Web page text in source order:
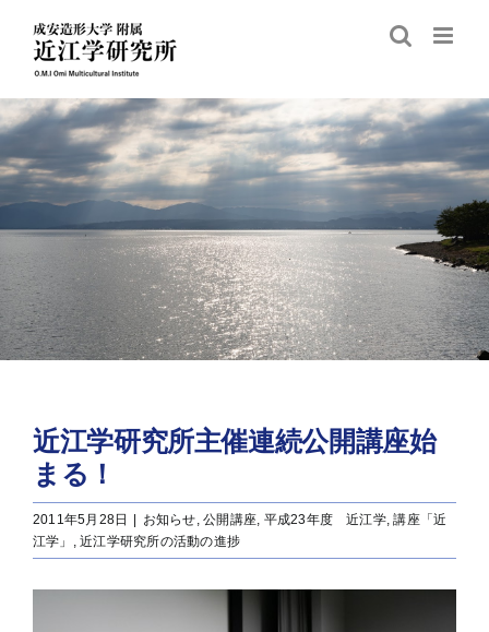
content
近江学研究所主催連続公開講座始
まる！
2011年5月28日 お知らせ,公開講座, 平成23年度 近江学,講座「近
江学」 ,近江学研究所の活動の進捗